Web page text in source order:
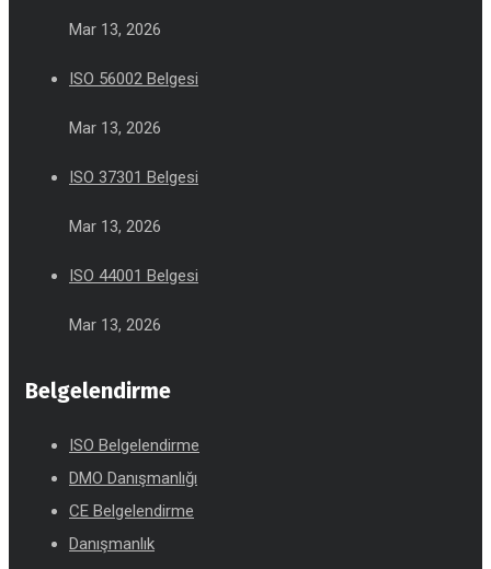
Mar 13, 2026
ISO 56002 Belgesi
Mar 13, 2026
ISO 37301 Belgesi
Mar 13, 2026
ISO 44001 Belgesi
Mar 13, 2026
Belgelendirme
ISO Belgelendirme
DMO Danışmanlığı
CE Belgelendirme
Danışmanlık